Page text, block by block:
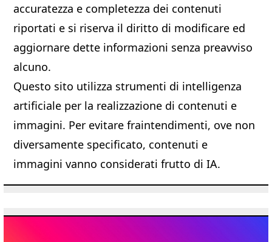
accuratezza e completezza dei contenuti
riportati e si riserva il diritto di modificare ed
aggiornare dette informazioni senza preavviso
alcuno.
Questo sito utilizza strumenti di intelligenza
artificiale per la realizzazione di contenuti e
immagini. Per evitare fraintendimenti, ove non
diversamente specificato, contenuti e
immagini vanno considerati frutto di IA.